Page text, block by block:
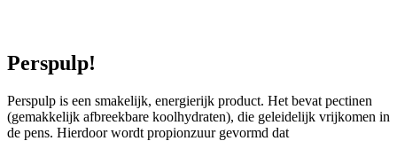
Perspulp!
Perspulp is een smakelijk, energierijk product. Het bevat pectinen
(gemakkelijk afbreekbare koolhydraten), die geleidelijk vrijkomen in
de pens. Hierdoor wordt propionzuur gevormd dat